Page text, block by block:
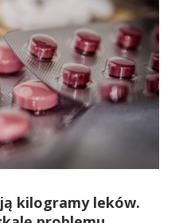
kilogramy leków.